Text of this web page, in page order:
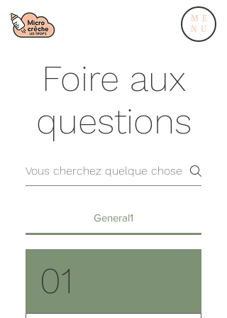
ME
NU
Foire aux
questions
General1
01